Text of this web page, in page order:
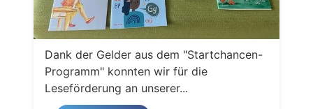
Dank der Gelder aus dem "Startchancen-
Programm" konnten wir für die
Leseförderung an unserer...